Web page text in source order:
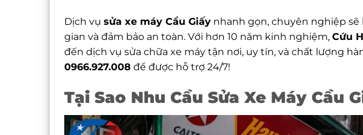
Dịch vụ sửa xe máy Cầu Giấy nhanh gọn, chuyên nghiệp
gian và đảm bảo an toàn. Với hơn 10 năm kinh nghiệm, Cứu
đến dịch vụ sửa chữa xe máy tận nơi, uy tín, và chất lượng
0966.927.008 để được hỗ trợ 24/7!
Tại Sao Nhu Cầu Sửa Xe Máy Cầu